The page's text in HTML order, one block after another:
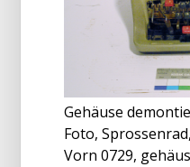
Gehäuse
Foto,
Vorn 0729,